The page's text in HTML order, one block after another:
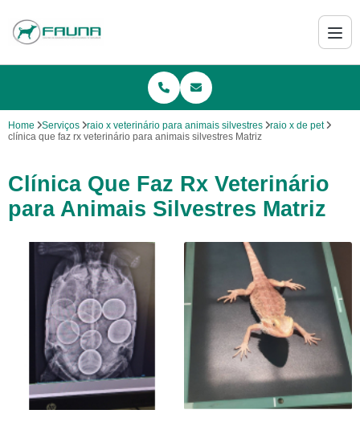
Home Serviços raio x veterinário para animais silvestres
raio x de pet
clínica que faz rx veterinário para animais silvestres Matriz
Clínica Que Faz Rx Veterinário
para Animais Silvestres Matriz